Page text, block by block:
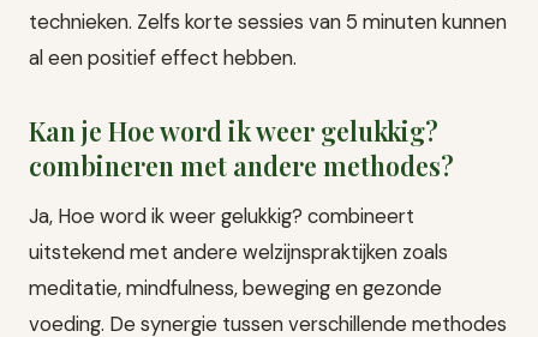
technieken. Zelfs korte sessies van 5 minuten kunnen
al een positief effect hebben.
Kan je Hoe word ik weer gelukkig?
combineren met andere methodes?
Ja, Hoe word ik weer gelukkig? combineert
uitstekend met andere welzijnspraktijken zoals
meditatie, mindfulness, beweging en gezonde
voeding. De synergie tussen verschillende methodes